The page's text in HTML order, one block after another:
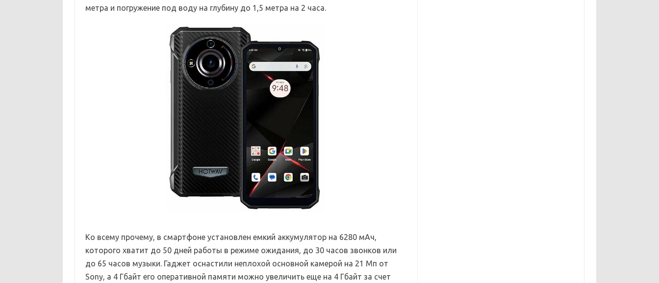
метра и погружение под воду на глубину до 1,5 метра на 2 часа.
Ко всему прочему, в смартфоне установлен емкий аккумулятор на 6280 мАч,
которого хватит до 50 дней работы в режиме ожидания, до 30 часов звонков или
до 65 часов музыки. Гаджет оснастили неплохой основной камерой на 21 Мп от
Sony, а 4 Гбайт его оперативной памяти можно увеличить еще на 4 Гбайт за счет